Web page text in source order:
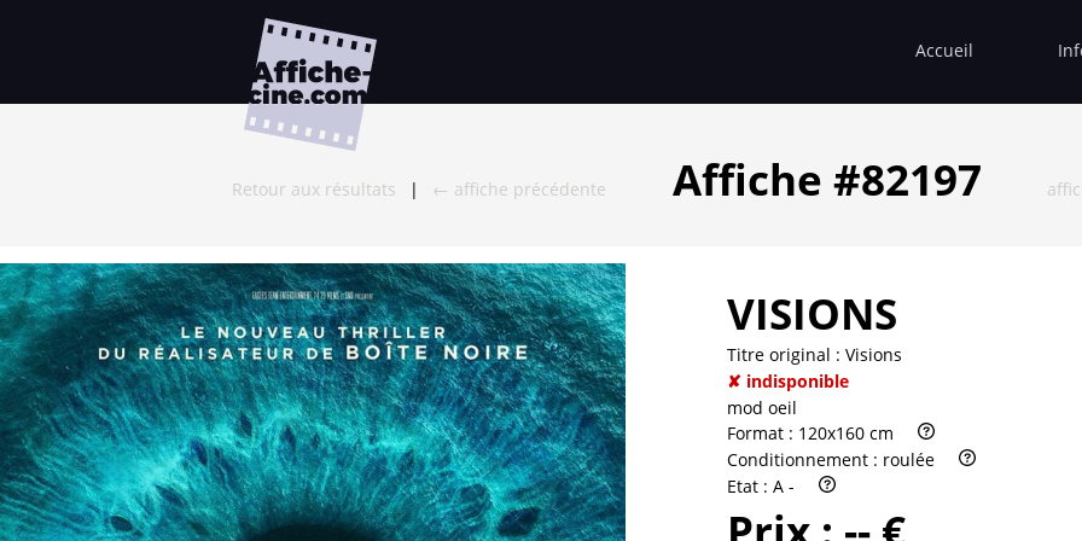
Accueil
Retour aux résultats | ← affiche précédente Affiche #82197
VISIONS
Titre original : Visions
✘ indisponible
mod oeil
Format : 120x160 cm
Conditionnement : roulée
Etat : A -